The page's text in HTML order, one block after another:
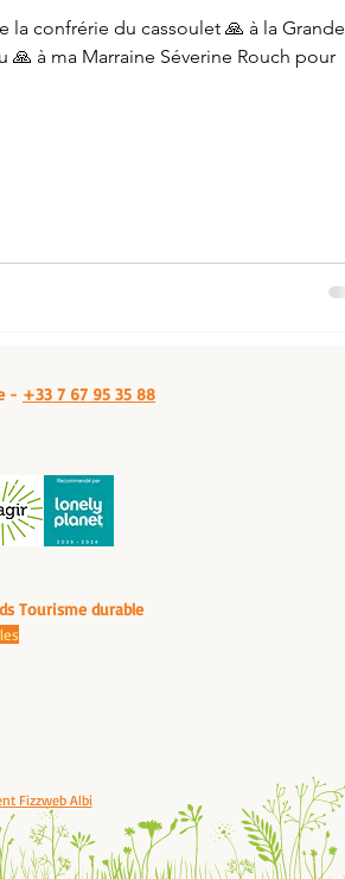
la confrérie du cassoulet 🙏 à la Grande
🙏 à ma Marraine Séverine Rouch pour
- +33 7 67 95 35 88
Tourisme durable
Fizzweb Albi